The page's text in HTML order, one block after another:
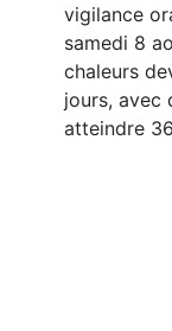
vigilance
samedi 8
chaleurs
jours, avec
atteindre